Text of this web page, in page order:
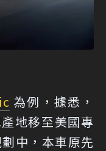
為例，據悉，
地移至美國專
中，本車原先